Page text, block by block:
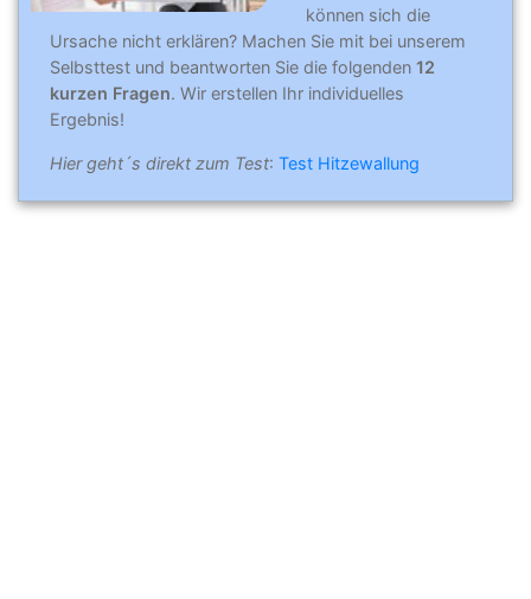
können sich die
Ursache nicht erklären? Machen Sie mit bei unserem
Selbsttest und beantworten Sie die folgenden 12
kurzen Fragen. Wir erstellen Ihr individuelles
Ergebnis!
Hier geht´s direkt zum Test: Test Hitzewallung